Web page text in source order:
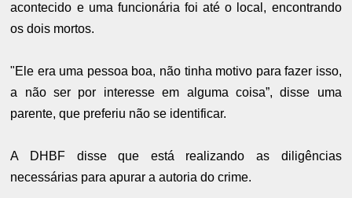
acontecido e uma funcionária foi até o local, encontrando
os dois mortos.
"Ele era uma pessoa boa, não tinha motivo para fazer isso,
a não ser por interesse em alguma coisa”, disse uma
parente, que preferiu não se identificar.
A DHBF disse que está realizando as diligências
necessárias para apurar a autoria do crime.